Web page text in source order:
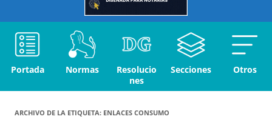
Portada Normas
Resolucio
nes
Secciones Otros
ARCHIVO DE LA ETIQUETA: ENLACES CONSUMO